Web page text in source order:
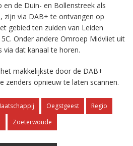
en de Duin- en Bollenstreek als
zijn via DAB+ te ontvangen op
gebied ten zuiden van Leiden
Onder andere Omroep Midvliet uit
via dat kanaal te horen.
makkelijkste door de DAB+
zenders opnieuw te laten scannen.
Oegstgeest
Regio
Zoeterwoude